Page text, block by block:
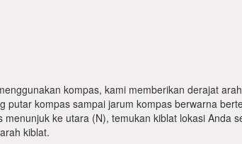
kompas, kami memberikan derajat
putar kompas sampai jarum kompas berwarna
ke utara (N), temukan kiblat lokasi Anda
kiblat.